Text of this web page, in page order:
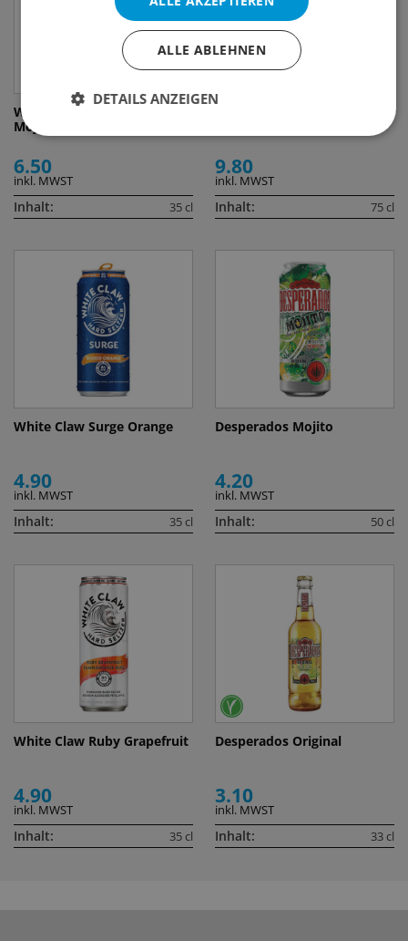
White Claw Tails Blackberry
Mojito
6.50
inkl. MWST
Inhalt: 35 cl
9.80
inkl. MWST
Inhalt: 75 cl
White Claw Surge Orange
4.90
inkl. MWST
Inhalt: 35 cl
Desperados Mojito
4.20
inkl. MWST
Inhalt: 50 cl
White Claw Ruby Grapefruit
4.90
inkl. MWST
Inhalt: 35 cl
Desperados Original
3.10
inkl. MWST
Inhalt: 33 cl
ALLE ABLEHNEN
DETAILS ANZEIGEN